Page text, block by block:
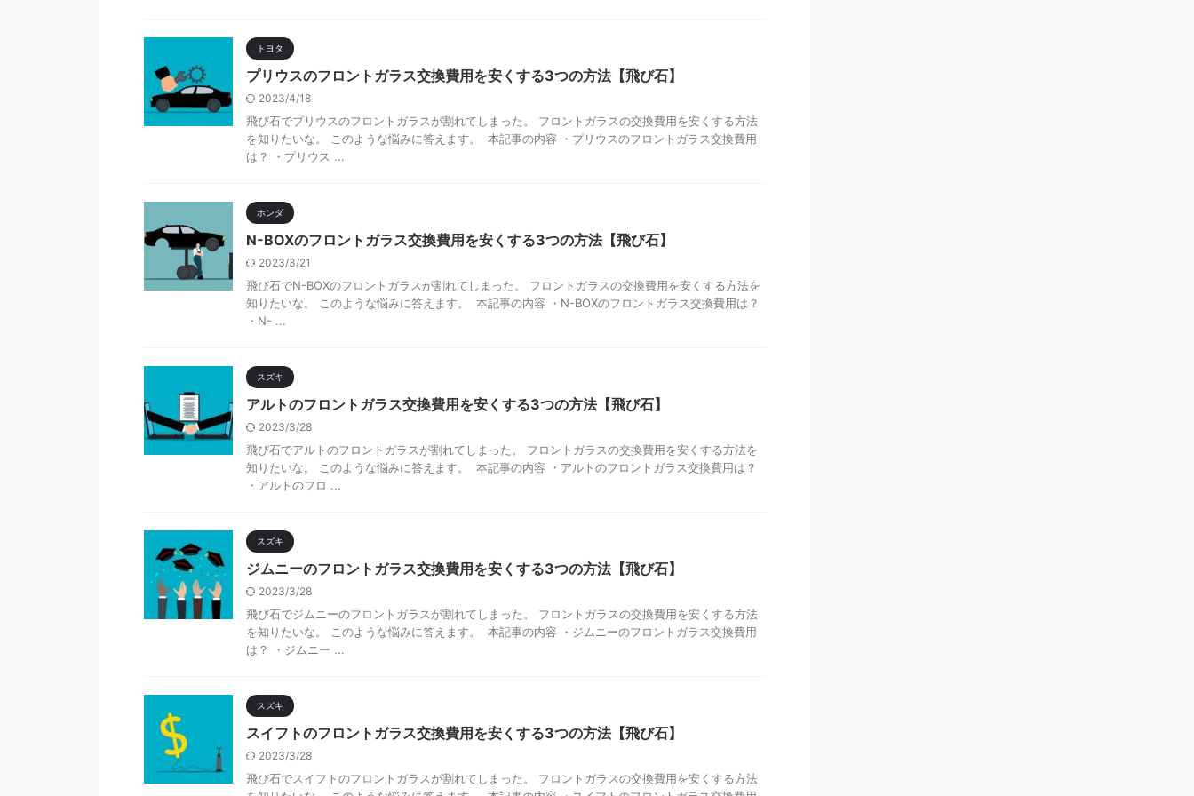
トヨタ
プリウスのフロントガラス交換費用を安くする3つの方法【飛び石】
2023/4/18
飛び石でプリウスのフロントガラスが割れてしまった。 フロントガラスの交換費用を安くする方法
を知りたいな。 このような悩みに答えます。 本記事の内容 ・プリウスのフロントガラス交換費用
は？ ・プリウス ...
ホンダ
N-BOXのフロントガラス交換費用を安くする3つの方法【飛び石】
2023/3/21
飛び石でN-BOXのフロントガラスが割れてしまった。 フロントガラスの交換費用を安くする方法を
知りたいな。 このような悩みに答えます。 本記事の内容 ・N-BOXのフロントガラス交換費用は？
・N- ...
スズキ
アルトのフロントガラス交換費用を安くする3つの方法【飛び石】
2023/3/28
飛び石でアルトのフロントガラスが割れてしまった。 フロントガラスの交換費用を安くする方法を
知りたいな。 このような悩みに答えます。 本記事の内容 ・アルトのフロントガラス交換費用は？
・アルトのフロ ...
スズキ
ジムニーのフロントガラス交換費用を安くする3つの方法【飛び石】
2023/3/28
飛び石でジムニーのフロントガラスが割れてしまった。 フロントガラスの交換費用を安くする方法
を知りたいな。 このような悩みに答えます。 本記事の内容 ・ジムニーのフロントガラス交換費用
は？ ・ジムニー ...
スズキ
スイフトのフロントガラス交換費用を安くする3つの方法【飛び石】
2023/3/28
飛び石でスイフトのフロントガラスが割れてしまった。 フロントガラスの交換費用を安くする方法